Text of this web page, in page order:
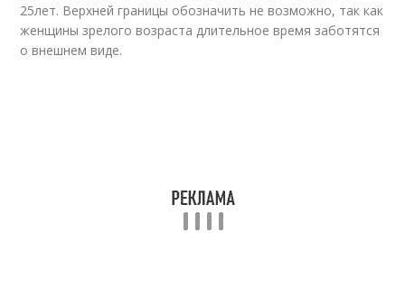
25лет. Верхней границы обозначить не возможно, так как
женщины зрелого возраста длительное время заботятся
о внешнем виде.